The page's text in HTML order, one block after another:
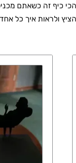
כיף זה כשאתם
ולראות איך כל